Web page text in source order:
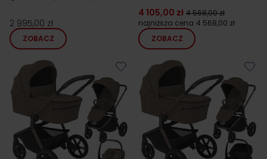
2 995,00 zł
ZOBACZ
4 105,00 zł 4 568,00 zł
najniższa cena 4 568,00 zł
ZOBACZ